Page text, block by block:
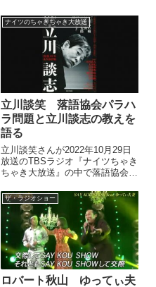
ナイツのちゃきちゃき大放送
立川談笑 落語協会パラハ
ラ問題と立川談志の教えを
語る
立川談笑さんが2022年10月29日
放送のTBSラジオ『ナイツちゃき
ちゃき大放送』の中で落語協会の
川談志師匠の教えを交えながら話
していました。
ザ・ラジオショー
ロバート秋山 ゆってぃ夫